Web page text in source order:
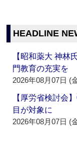
HEADLINE
【昭和薬大 神林
門教育の充実を
2026年08月07日 (
【厚労省検討会
目が対象に
2026年08月07日 (